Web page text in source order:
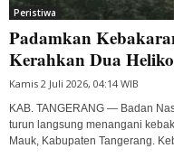
Peristiwa
Padamkan
Kerahkan Dua
Kamis 2 Juli 2026, 04:14 WIB
KAB. TANGERANG — Badan
turun langsung menangani
Mauk, Kabupaten Tangerang.